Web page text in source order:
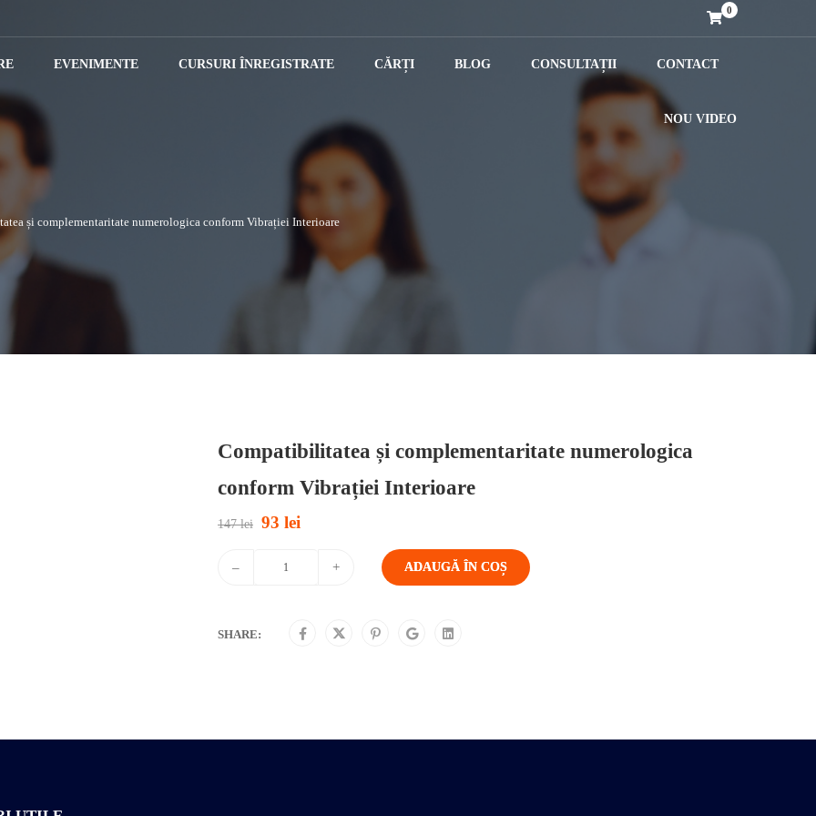
0
EVENIMENTE CURSURI ÎNREGISTRATE CĂRȚI BLOG CONSULTAȚII CONTACT
NOU VIDEO
și complementaritate numerologica conform Vibrației Interioare
Compatibilitatea și complementaritate numerologica
conform Vibrației Interioare
147lei Prețul
93 lei
– + ADAUGĂ ÎN COȘ
SHARE: